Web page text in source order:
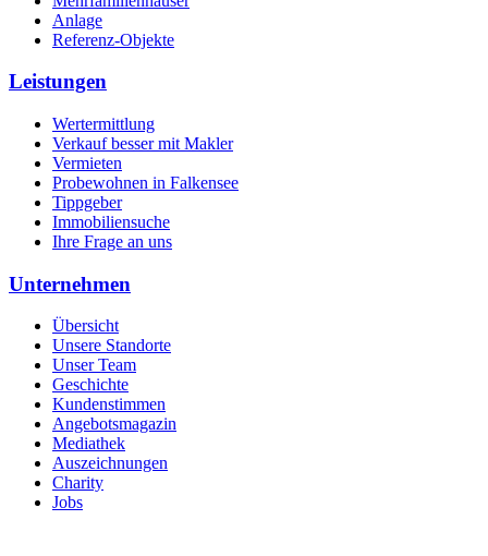
Anlage
Referenz-Objekte
Leistungen
Wertermittlung
Verkauf besser mit Makler
Vermieten
Probewohnen in Falkensee
Tippgeber
Immobiliensuche
Ihre Frage an uns
Unternehmen
Übersicht
Unsere Standorte
Unser Team
Geschichte
Kundenstimmen
Angebotsmagazin
Mediathek
Auszeichnungen
Charity
Jobs